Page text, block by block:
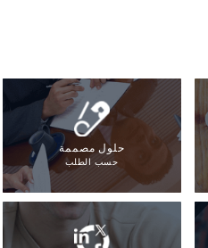
حلول مصممة
حسب الطلب